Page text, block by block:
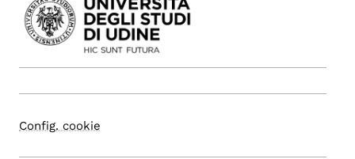
Config. cookie